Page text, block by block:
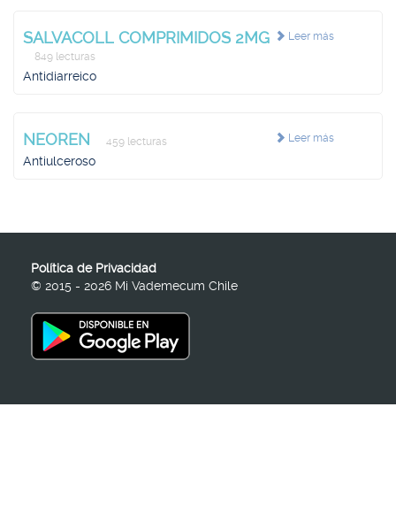
Leer más
SALVACOLL COMPRIMIDOS 2MG
849 lecturas
Antidiarreico
Leer más
NEOREN 459 lecturas
Antiulceroso
Política de Privacidad
© 2015 - 2026 Mi Vademecum Chile